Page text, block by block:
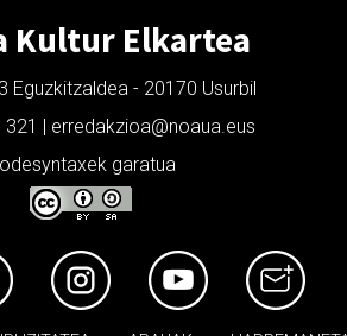
Kultur Elkartea
Eguzkitzaldea - 20170 Usurbil
321 | erredakzioa@noaua.eus
garatua